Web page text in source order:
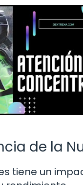
de la
tiene un